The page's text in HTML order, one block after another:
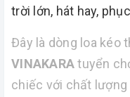
trời lớn, hát hay,
Đây là dòng loa kéo
VINAKARAtuyển
chiếc với chất